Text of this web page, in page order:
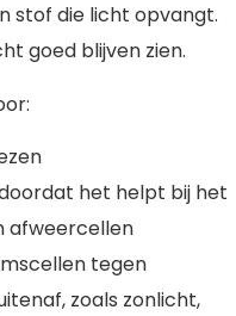
stof die licht opvangt.
goed blijven zien.
het helpt bij het
afweercellen
tegen
zoals zonlicht,